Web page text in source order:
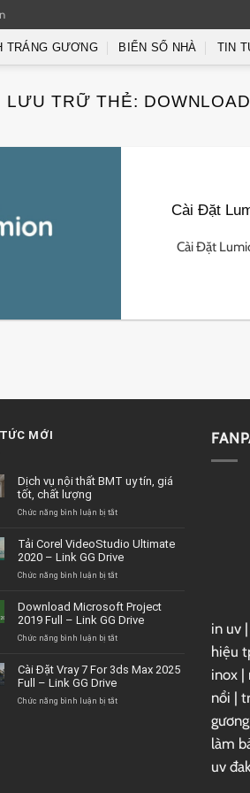
TRÁNG GƯƠNG BIỂN SỐ NHÀ TIN
LƯU TRỮ THẺ:
Cài Đặt
Cài Đặt
MỚI
Dịch vụ nội thất BMT uy tín, giá
tốt, chất lượng
Chức năng bình luận bị tắtở
nội
thất
BMT
giá
tốt,
chất
Tải Corel VideoStudio Ultimate
2020 – Link GG Drive
Chức năng bình luận bị tắtở
VideoStudio
Ultimate
2020
GG
Download Microsoft Project
2019 Full – Link GG Drive
Chức năng bình luận bị tắtở
Project
Full
Cài Đặt Vray 7 For 3ds Max 2025
Full – Link GG Drive
Chức năng bình luận bị tắtở
in uv |
hiệu
inox |
nổi |
gương
làm
uv